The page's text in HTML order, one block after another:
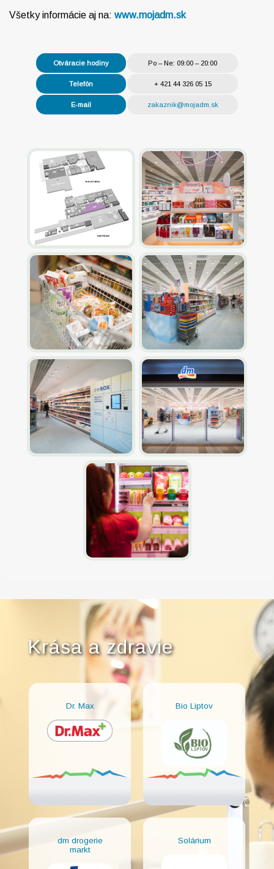
Všetky informácie aj na: www.mojadm.sk
Otváracie hodiny Po – Ne: 09:00 – 20:00
Telefón + 421 44 326 05 15
E-mail zakaznik@mojadm.sk
Krása a zdravie
Dr. Max Bio Liptov
dm drogerie
markt
Solárium